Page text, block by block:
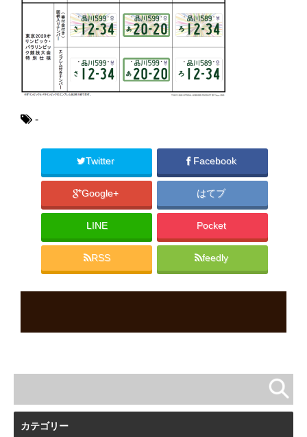
-
Twitter Facebook
Google+ はてブ
LINE Pocket
RSS feedly
カテゴリー